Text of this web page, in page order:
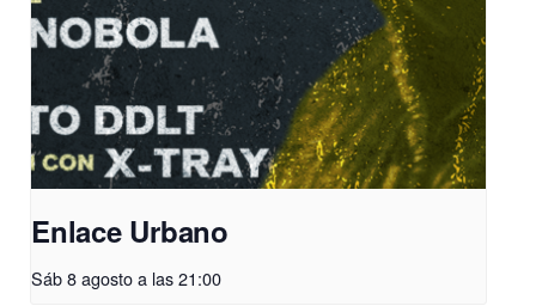
Enlace Urbano
Sáb 8 agosto a las 21:00